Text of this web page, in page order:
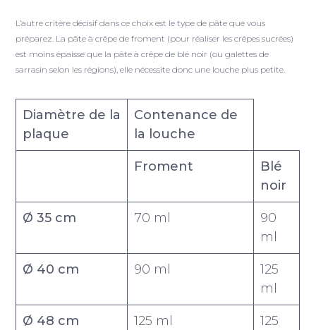
L’autre critère décisif dans ce choix est le type de pâte que vous
préparez. La pâte à crêpe de froment (pour réaliser les crêpes sucrées)
est moins épaisse que la pâte à crêpe de blé noir (ou galettes de
sarrasin selon les régions), elle nécessite donc une louche plus petite.
Diamètre de la
plaque
Contenance de
la louche
Froment
Blé
noir
Ø 35 cm 70 ml
90
ml
Ø 40 cm 90 ml
125
ml
Ø 48 cm 125 ml
125